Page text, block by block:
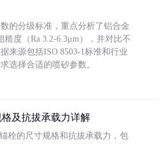
的分级标准，重点分析了铝合金
糙度（Ra 3.2-6.3μm），并对比不
来源包括ISO 8503-1标准和行业
选择合适的喷砂参数。
及抗拔承载力详解
栓的尺寸规格和抗拔承载力，包